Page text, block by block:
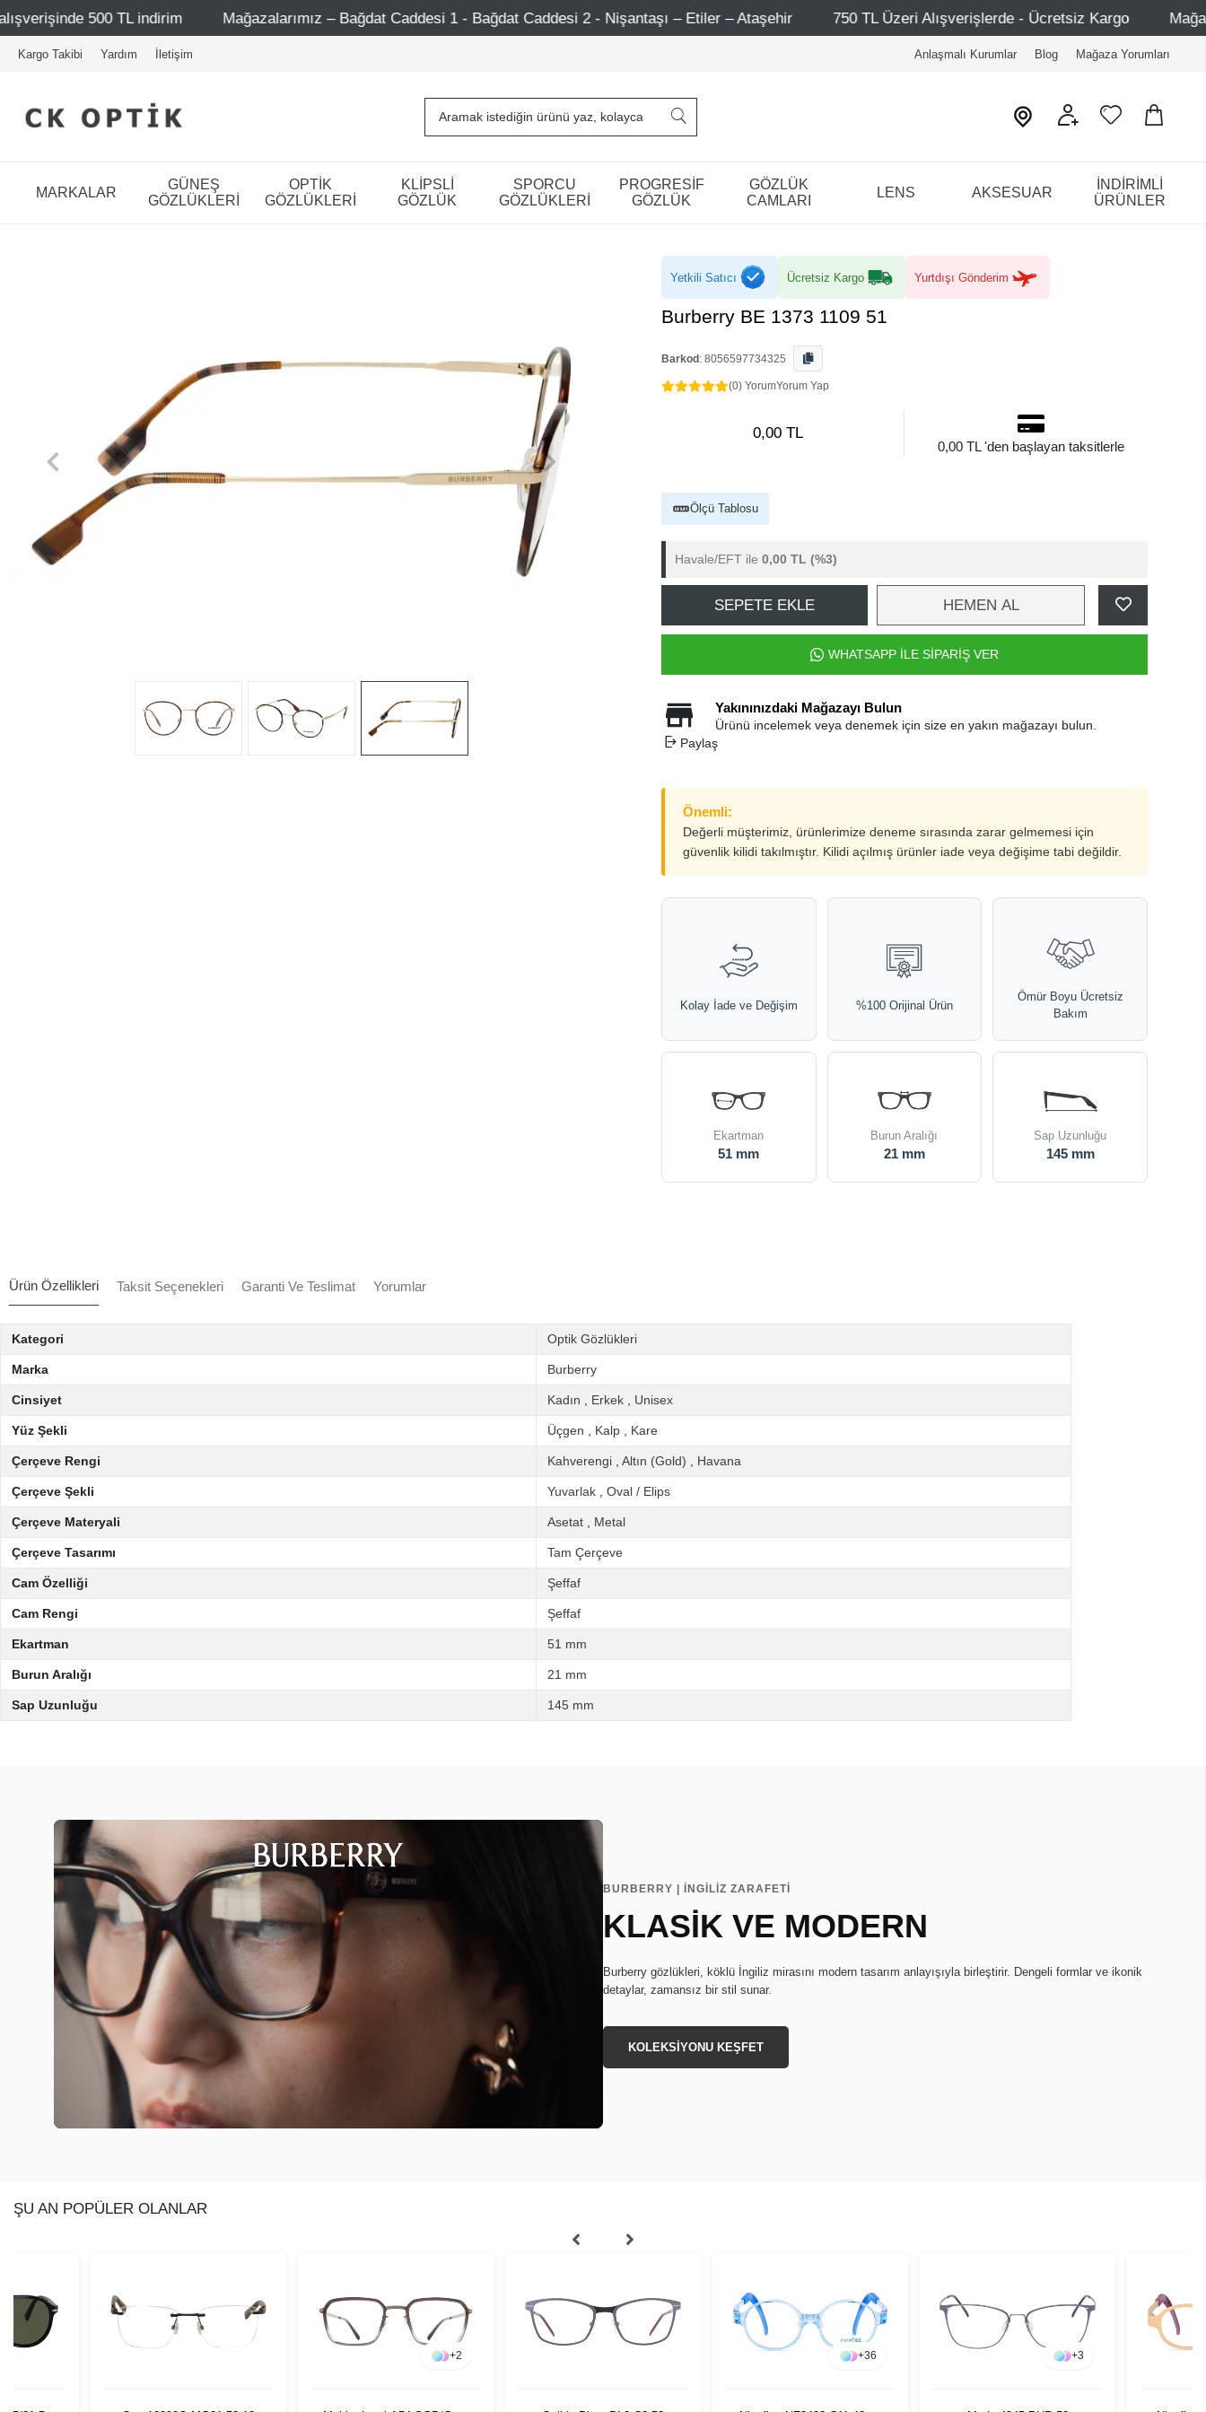
Mağazalarımız – Bağdat Caddesi 1 - Bağdat Caddesi 2 - Nişantaşı – Etiler – Ataşehir 750 TL Üzeri Alışverişlerde - Ücretsiz Kargo Mağazalarımız – Bağdat
Kargo Takibi Yardım İletişim Anlaşmalı Kurumlar Blog Mağaza Yorumları
MARKALAR
GÜNEŞ
GÖZLÜKLERİ
OPTİK
GÖZLÜKLERİ
KLİPSLİ
GÖZLÜK
SPORCU
GÖZLÜKLERİ
PROGRESİF
GÖZLÜK
GÖZLÜK
CAMLARI
LENS AKSESUAR
İNDİRİMLİ
ÜRÜNLER
Yetkili Satıcı Ücretsiz Kargo Yurtdışı Gönderim
Burberry BE 1373 1109 51
Barkod : 8056597734325
(0) YorumYorum Yap
0,00 TL
0,00 TL 'den başlayan taksitlerle
Ölçü Tablosu
Havale/EFT ile 0,00 TL (%3)
SEPETE EKLE HEMEN AL
WHATSAPP İLE SİPARİŞ VER
Yakınınızdaki Mağazayı Bulun
Ürünü incelemek veya denemek için size en yakın mağazayı bulun.
Paylaş
Önemli:
Değerli müşterimiz, ürünlerimize deneme sırasında zarar gelmemesi için
güvenlik kilidi takılmıştır. Kilidi açılmış ürünler iade veya değişime tabi değildir.
Kolay İade ve Değişim %100 Orijinal Ürün
Ömür Boyu Ücretsiz
Bakım
Ekartman
51 mm
Burun Aralığı
21 mm
Sap Uzunluğu
145 mm
Ürün Özellikleri Taksit Seçenekleri Garanti Ve Teslimat Yorumlar
Kategori Optik Gözlükleri
Marka Burberry
Cinsiyet Kadın Erkek Unisex
Yüz Şekli Üçgen Kalp Kare
Çerçeve Rengi Kahverengi Altın (Gold) Havana
Çerçeve Şekli Yuvarlak Oval / Elips
Çerçeve Materyali Asetat Metal
Çerçeve Tasarımı Tam Çerçeve
Cam Özelliği Şeffaf
Cam Rengi Şeffaf
Ekartman 51 mm
Burun Aralığı 21 mm
Sap Uzunluğu 145 mm
BURBERRY | İNGİLİZ ZARAFETİ
KLASİK VE MODERN
Burberry gözlükleri, köklü İngiliz mirasını modern tasarım anlayışıyla birleştirir. Dengeli formlar ve ikonik
detaylar, zamansız bir stil sunar.
KOLEKSİYONU KEŞFET
ŞU AN POPÜLER OLANLAR
+2 +36 +3